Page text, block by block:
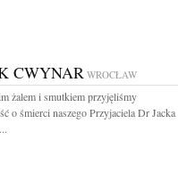
CWYNAR WROCŁAW
żalem i smutkiem przyjęliśmy
o śmierci naszego Przyjaciela Dr Jacka